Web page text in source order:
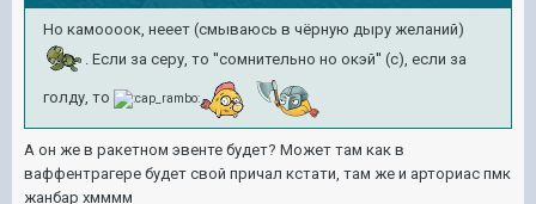
Но камоооок, нееет (смываюсь в чёрную дыру желаний)
. Если за серу, то ''сомнительно но окэй'' (с), если за
голду, то
А он же в ракетном эвенте будет? Может там как в
ваффентрагере будет свой причал кстати, там же и арториас пмк
жанбар хмммм